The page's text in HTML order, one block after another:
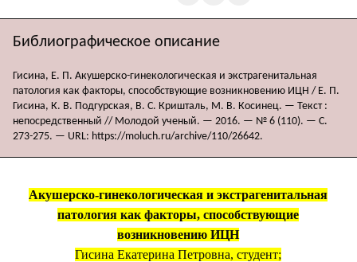
Библиографическое описание
Гисина, Е. П. Акушерско-гинекологическая и экстрагенитальная
патология как факторы, способствующие возникновению ИЦН / Е. П.
Гисина, К. В. Подгурская, В. С. Кришталь, М. В. Косинец. — Текст :
непосредственный // Молодой ученый. — 2016. — № 6 (110). — С.
273-275. — URL: https://moluch.ru/archive/110/26642.
Акушерско-гинекологическая и экстрагенитальная
патология как факторы, способствующие
возникновению ИЦН
Гисина Екатерина Петровна, студент;